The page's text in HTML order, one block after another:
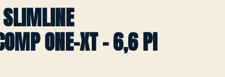
SLIMLINE
ONE-XT - 6,6 PI